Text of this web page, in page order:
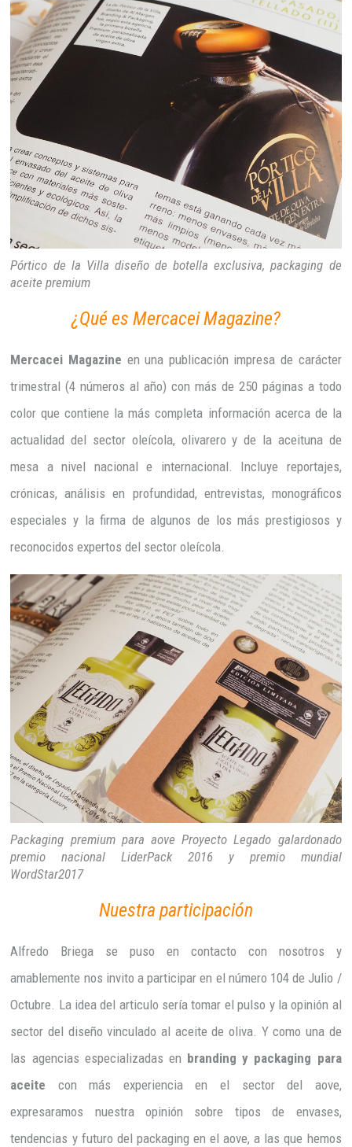
Pórtico de la Villa diseño de botella exclusiva, packaging de
aceite premium
¿Qué es Mercacei Magazine?
Mercacei Magazine en una publicación impresa de carácter
trimestral (4 números al año) con más de 250 páginas a todo
color que contiene la más completa información acerca de la
actualidad del sector oleícola, olivarero y de la aceituna de
mesa a nivel nacional e internacional. Incluye reportajes,
crónicas, análisis en profundidad, entrevistas, monográficos
especiales y la firma de algunos de los más prestigiosos y
reconocidos expertos del sector oleícola.
Packaging premium para aove Proyecto Legado galardonado
premio nacional LiderPack 2016 y premio mundial
WordStar2017
Nuestra participación
Alfredo Briega se puso en contacto con nosotros y
amablemente nos invito a participar en el número 104 de Julio /
Octubre. La idea del articulo sería tomar el pulso y la opinión al
sector del diseño vinculado al aceite de oliva. Y como una de
las agencias especializadas en branding y packaging para
aceite con más experiencia en el sector del aove,
expresaramos nuestra opinión sobre tipos de envases,
tendencias y futuro del packaging en el aove, a las que hemos